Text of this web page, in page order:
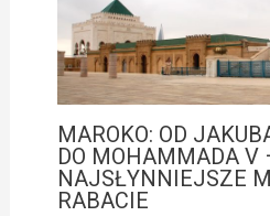
MAROKO: OD
DO MOHAMMADA V
NAJSŁYNNIEJSZE
RABACIE